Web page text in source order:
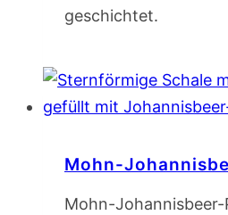
geschichtet.
Mohn-
Mohn-